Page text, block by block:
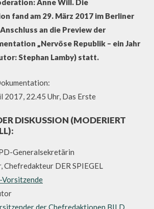
Anne Will. Die
fand am 29. März 2017 im Berliner
an die Preview der
„Nervöse Republik – ein Jahr
Stephan Lamby) statt.
2017, 22.45 Uhr, Das Erste
DISKUSSION (MODERIERT
Generalsekretärin
Chefredakteur DER SPIEGEL
der Chefredaktionen BILD